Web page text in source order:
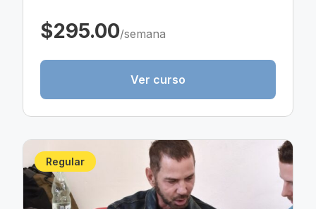
$295.00/semana
Ver curso
Regular